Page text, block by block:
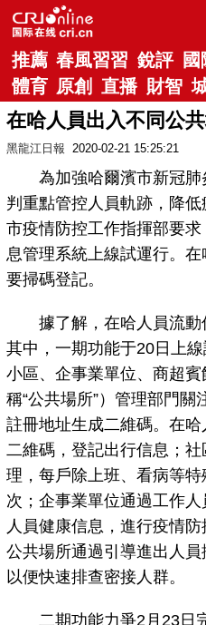
推薦 春風習習 銳評 國
體育 原創 直播 財智
在哈人員出入不同公
黑龍江日報 2020-02-21 15:25:21
為加強哈爾濱市新冠肺
判重點管控人員軌跡，降
市疫情防控工作指揮部要
息管理系統上線試運行。
要掃碼登記。
據了解，在哈人員流動
其中，一期功能于20日上
小區、企事業單位、商超
稱“公共場所”）管理部門關
註冊地址生成二維碼。在
二維碼，登記出行信息；
理，每戶除上班、看病等
次；企事業單位通過工作
人員健康信息，進行疫情
公共場所通過引導進出人員
以便快速排查密接人群。
二期功能力爭2月23日